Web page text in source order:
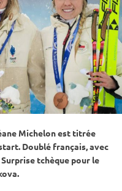
Michelon est titrée
. Doublé français, avec
tchèque pour le